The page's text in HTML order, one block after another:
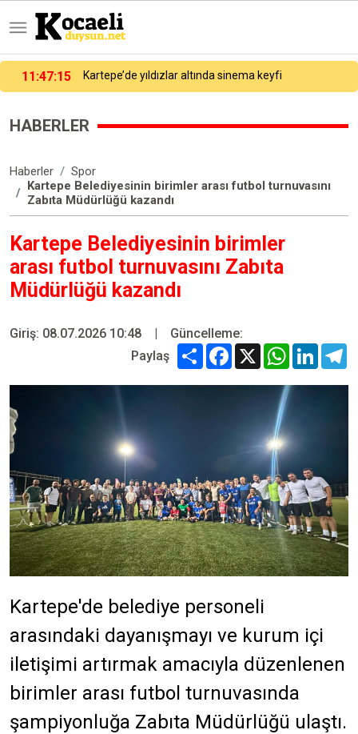
11:48
HABERLER
Haberler
Spor
Kartepe Belediyesinin birimler arası futbol turnuvasını
Zabıta Müdürlüğü kazandı
Kartepe Belediyesinin birimler
arası futbol turnuvasını Zabıta
Müdürlüğü kazandı
Giriş: 08.07.2026 10:48 |
Güncelleme:
Paylaş
Share Facebook
X WhatsApp
Kartepe'de belediye personeli
arasındaki dayanışmayı ve kurum içi
iletişimi artırmak amacıyla düzenlenen
birimler arası futbol turnuvasında
şampiyonluğa Zabıta Müdürlüğü ulaştı.